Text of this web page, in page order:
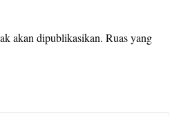
akan dipublikasikan. Ruas yang